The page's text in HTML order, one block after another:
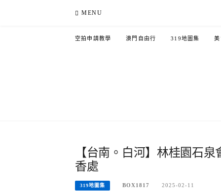
MENU
空拍申請教學 澳門自由行 319地圖集
【台南。白河】林桂園石
香處
319地圖集 BOX1817 2025-02-11